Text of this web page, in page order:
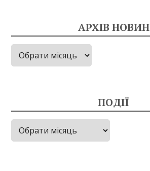
АРХІВ НОВИН
Архів
новин
ПОДІЇ
Події